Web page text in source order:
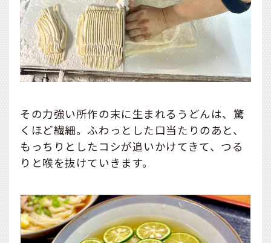
その力強い所作の末に生まれるうどんは、驚
くほど繊細。ふわっとした口当たりのあと、
もっちりとしたコシが追いかけてきて、つる
りと喉を抜けていきます。